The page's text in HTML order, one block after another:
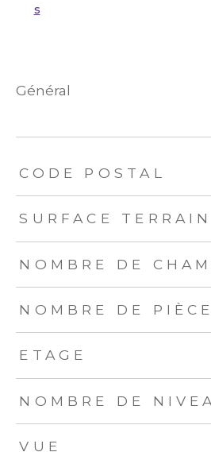
s
général
TRAD_ZEPHYR_Caracteristique
CODE POSTAL
SURFACE TERRAIN
NOMBRE DE
NOMBRE DE
ETAGE
NOMBRE DE
VUE